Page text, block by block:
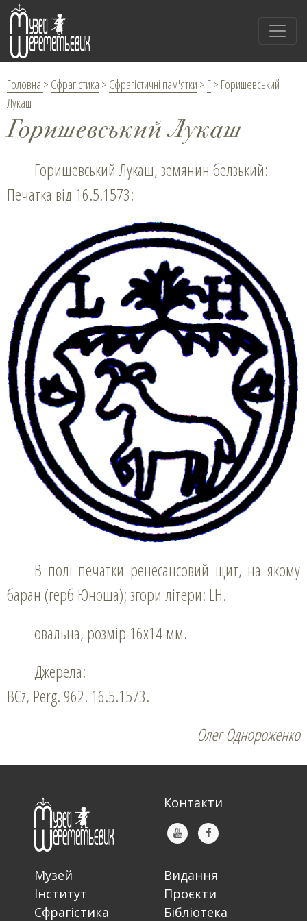
Головна > Сфрагістика > Сфрагістичні пам'ятки > Г> Горишевський
Лукаш
Горишевський Лукаш
Горишевський Лукаш, земянин белзький:
Печатка від 16.5.1573:
В полі печатки ренесансовий щит, на якому
баран (герб Юноша); згори літери: LH.
овальна, розмір 16х14 мм.
Джерела:
BCz, Perg. 962. 16.5.1573.
Олег Однороженко
Контакти
Музей
Інститут
Сфрагістика
Видання
Проєкти
Бібліотека